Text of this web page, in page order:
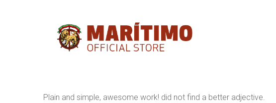
Plain and simple, awesome work! did not find a better adjective.